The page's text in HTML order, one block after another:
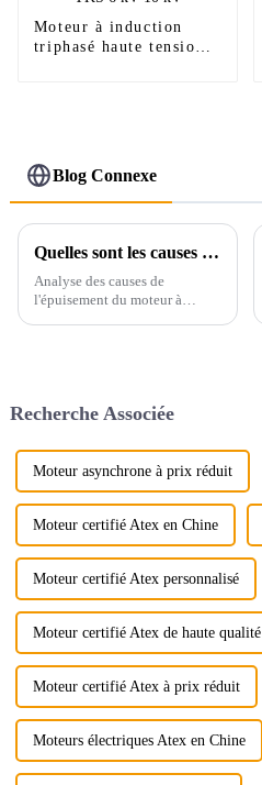
Moteur à induction
triphasé haute tension
Blog Connexe
Quelles sont les causes de l’épuisement du moteur à courant alternatif triphasé ?
Analyse des causes de
l'épuisement du moteur à
charge, alimentation électrique,
phase.
Recherche Associée
Moteur asynchrone à prix réduit
Moteur certifié Atex en Chine
Moteur certifié Atex personnalisé
Moteur certifié Atex de haute qualité
Moteur certifié Atex à prix réduit
Moteurs électriques Atex en Chine